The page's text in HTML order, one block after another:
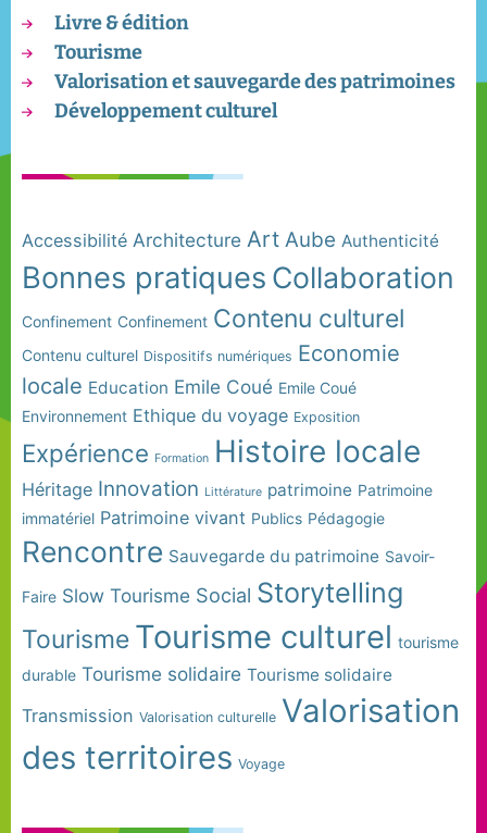
Livre & édition
Tourisme
Valorisation et sauvegarde des patrimoines
Développement culturel
Accessibilité Architecture Art Aube Authenticité
Bonnes pratiques Collaboration
Confinement Confinement Contenu culturel
Contenu culturel Dispositifs numériques Economie
locale Education Emile Coué Emile Coué
Environnement Ethique du voyage Exposition
Expérience Formation Histoire locale
Héritage Innovation Littérature patrimoine Patrimoine
immatériel Patrimoine vivant Publics Pédagogie
Rencontre Sauvegarde du patrimoine Savoir-
Faire Slow Tourisme Social Storytelling
Tourisme Tourisme culturel tourisme
durable Tourisme solidaire Tourisme solidaire
Transmission Valorisation culturelle Valorisation
des territoires Voyage